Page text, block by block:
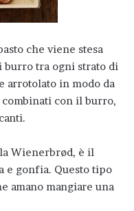
che viene stesa
burro tra ogni strato di
arrotolato in modo da
con il burro,
Wienerbrød, è il
e gonfia. Questo tipo
amano mangiare una